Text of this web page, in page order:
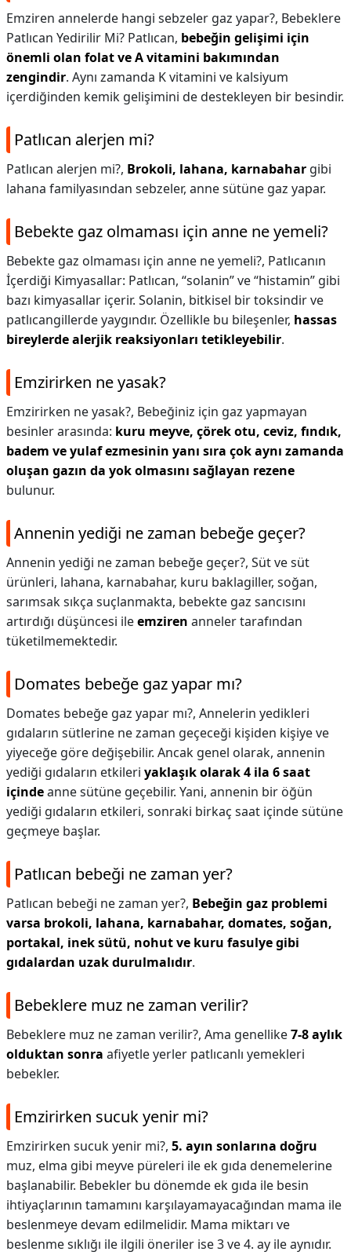
Emziren annelerde hangi sebzeler gaz yapar?, Bebeklere
Patlıcan Yedirilir Mi? Patlıcan, bebeğin gelişimi için
önemli olan folat ve A vitamini bakımından
zengindir. Aynı zamanda K vitamini ve kalsiyum
içerdiğinden kemik gelişimini de destekleyen bir besindir.
Patlıcan alerjen mi?
Patlıcan alerjen mi?, Brokoli, lahana, karnabahar gibi
lahana familyasından sebzeler, anne sütüne gaz yapar.
Bebekte gaz olmaması için anne ne yemeli?
Bebekte gaz olmaması için anne ne yemeli?, Patlıcanın
İçerdiği Kimyasallar: Patlıcan, “solanin” ve “histamin” gibi
bazı kimyasallar içerir. Solanin, bitkisel bir toksindir ve
patlıcangillerde yaygındır. Özellikle bu bileşenler, hassas
bireylerde alerjik reaksiyonları tetikleyebilir.
Emzirirken ne yasak?
Emzirirken ne yasak?, Bebeğiniz için gaz yapmayan
besinler arasında: kuru meyve, çörek otu, ceviz, fındık,
badem ve yulaf ezmesinin yanı sıra çok aynı zamanda
oluşan gazın da yok olmasını sağlayan rezene
bulunur.
Annenin yediği ne zaman bebeğe geçer?
Annenin yediği ne zaman bebeğe geçer?, Süt ve süt
ürünleri, lahana, karnabahar, kuru baklagiller, soğan,
sarımsak sıkça suçlanmakta, bebekte gaz sancısını
artırdığı düşüncesi ileemziren anneler tarafından
tüketilmemektedir.
Domates bebeğe gaz yapar mı?
Domates bebeğe gaz yapar mı?, Annelerin yedikleri
gıdaların sütlerine ne zaman geçeceği kişiden kişiye ve
yiyeceğe göre değişebilir. Ancak genel olarak, annenin
yediği gıdaların etkileri yaklaşık olarak 4 ila 6 saat
içindeanne sütüne geçebilir. Yani, annenin bir öğün
yediği gıdaların etkileri, sonraki birkaç saat içinde sütüne
geçmeye başlar.
Patlıcan bebeği ne zaman yer?
Patlıcan bebeği ne zaman yer?, Bebeğin gaz problemi
varsa brokoli, lahana, karnabahar, domates, soğan,
portakal, inek sütü, nohut ve kuru fasulye gibi
gıdalardan uzak durulmalıdır.
Bebeklere muz ne zaman verilir?
Bebeklere muz ne zaman verilir?, Ama genellike7-8 aylık
olduktan sonra afiyetle yerler patlıcanlı yemekleri
bebekler.
Emzirirken sucuk yenir mi?
Emzirirken sucuk yenir mi?, 5. ayın sonlarına doğru
muz, elma gibi meyve püreleri ile ek gıda denemelerine
başlanabilir. Bebekler bu dönemde ek gıda ile besin
ihtiyaçlarının tamamını karşılayamayacağından mama ile
beslenmeye devam edilmelidir. Mama miktarı ve
beslenme sıklığı ile ilgili öneriler ise 3 ve 4. ay ile aynıdır.